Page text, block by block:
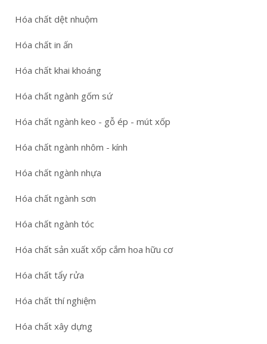
Hóa chất dệt nhuộm
Hóa chất in ấn
Hóa chất khai khoáng
Hóa chất ngành gốm sứ
Hóa chất ngành keo - gỗ ép - mút xốp
Hóa chất ngành nhôm - kính
Hóa chất ngành nhựa
Hóa chất ngành sơn
Hóa chất ngành tóc
Hóa chất sản xuất xốp cắm hoa hữu cơ
Hóa chất tẩy rửa
Hóa chất thí nghiệm
Hóa chất xây dựng